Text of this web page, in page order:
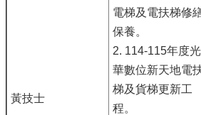
黃技士
電梯及電扶梯修
保養。
2. 114-115年度光
華數位新天地電
梯及貨梯更新工
程。